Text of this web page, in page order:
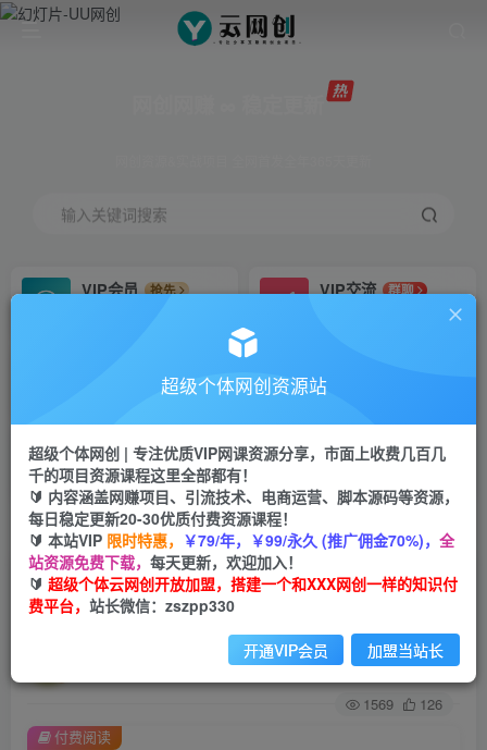
输入关键词搜索
VIP会员
抢先
VIP交流
群聊
研究探讨更多创业项目路子。
会员专属推广链接
招募站长
挂机
项目
脚本卡密
APP下载
GO
首页 创业课程 会员免费 正文
小红书最新蓝海项目，无门槛0基础操作，刚需产
品，操作得当日入500+非常简单【揭秘】
关注 私信
1569 126
付费阅读
超级个体网创资源站
超级个体网创 | 专注优质VIP网课资源分享，市面上收费几百几
千的项目资源课程这里全部都有！
🔰 内容涵盖网赚项目、引流技术、电商运营、脚本源码等资源，
每日稳定更新20-30优质付费资源课程！
🔰 本站VIP 限时特惠， ￥79/年，￥99/永久 (推广佣金70%)， 全
站资源免费下载， 每天更新，欢迎加入！
🔰 超级个体云网创开放加盟，搭建一个和XXX网创一样的知识付
费平台， 站长微信：zszpp330
开通VIP会员 加盟当站长